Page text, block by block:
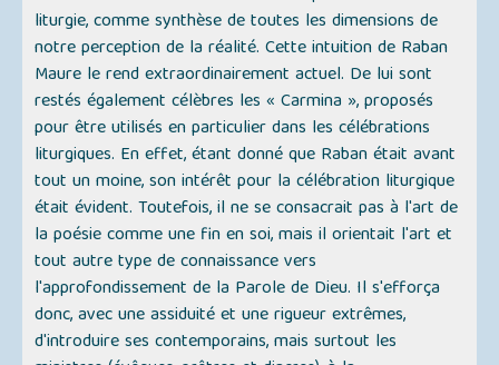
liturgie, comme synthèse de toutes les dimensions de
notre perception de la réalité. Cette intuition de Raban
Maure le rend extraordinairement actuel. De lui sont
restés également célèbres les « Carmina », proposés
pour être utilisés en particulier dans les célébrations
liturgiques. En effet, étant donné que Raban était avant
tout un moine, son intérêt pour la célébration liturgique
était évident. Toutefois, il ne se consacrait pas à l'art de
la poésie comme une fin en soi, mais il orientait l'art et
tout autre type de connaissance vers
l'approfondissement de la Parole de Dieu. Il s'efforça
donc, avec une assiduité et une rigueur extrêmes,
d'introduire ses contemporains, mais surtout les